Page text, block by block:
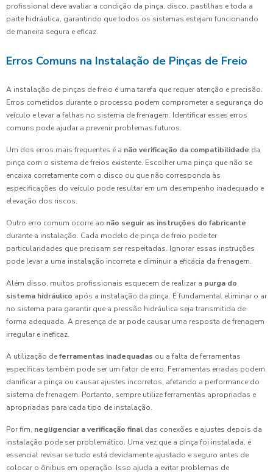
profissional deve avaliar a condição da pinça, disco, pastilhas e toda a
parte hidráulica, garantindo que todos os sistemas estejam funcionando
de maneira segura e eficaz.
Erros Comuns na Instalação de Pinças de Freio
A instalação de pinças de freio é uma tarefa que requer atenção e precisão.
Erros cometidos durante o processo podem comprometer a segurança do
veículo e levar a falhas no sistema de frenagem. Identificar esses erros
comuns pode ajudar a prevenir problemas futuros.
Um dos erros mais frequentes é a não verificação da compatibilidade da
pinça com o sistema de freios existente. Escolher uma pinça que não se
encaixa corretamente com o disco ou que não corresponda às
especificações do veículo pode resultar em um desempenho inadequado e
elevação dos riscos.
Outro erro comum ocorre ao não seguir as instruções do fabricante
durante a instalação. Cada modelo de pinça de freio pode ter
particularidades que precisam ser respeitadas. Ignorar essas instruções
pode levar a uma instalação incorreta e diminuir a eficácia da frenagem.
Além disso, muitos profissionais esquecem de realizar a purga do
sistema hidráulico após a instalação da pinça. É fundamental eliminar o ar
no sistema para garantir que a pressão hidráulica seja transmitida de
forma adequada. A presença de ar pode causar uma resposta de frenagem
irregular e ineficaz.
A utilização deferramentas inadequadas ou a falta de ferramentas
específicas também pode ser um fator de erro. Ferramentas erradas podem
danificar a pinça ou causar ajustes incorretos, afetando a performance do
sistema de frenagem. Portanto, sempre utilize ferramentas apropriadas e
apropriadas para cada tipo de instalação.
Por fim, negligenciar a verificação final das conexões e ajustes depois da
instalação pode ser problemático. Uma vez que a pinça foi instalada, é
essencial revisar se tudo está devidamente ajustado e seguro antes de
colocar o ônibus em operação. Isso ajuda a evitar problemas de